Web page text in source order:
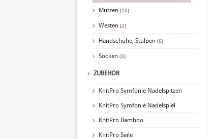
Mützen (10)
Westen (2)
Handschuhe, Stulpen (6)
Socken (3)
ZUBEHÖR
KnitPro Symfonie Nadelspitzen
KnitPro Symfonie Nadelspiel
KnitPro Bamboo
KnitPro Seile